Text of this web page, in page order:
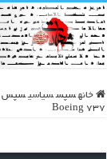
خانه سپس سیاسی سپس
Boeing 737